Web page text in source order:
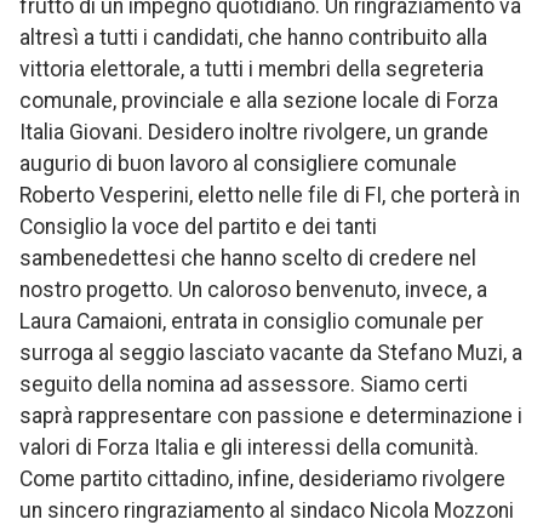
frutto di un impegno quotidiano. Un ringraziamento va
altresì a tutti i candidati, che hanno contribuito alla
vittoria elettorale, a tutti i membri della segreteria
comunale, provinciale e alla sezione locale di Forza
Italia Giovani. Desidero inoltre rivolgere, un grande
augurio di buon lavoro al consigliere comunale
Roberto Vesperini, eletto nelle file di FI, che porterà in
Consiglio la voce del partito e dei tanti
sambenedettesi che hanno scelto di credere nel
nostro progetto. Un caloroso benvenuto, invece, a
Laura Camaioni, entrata in consiglio comunale per
surroga al seggio lasciato vacante da Stefano Muzi, a
seguito della nomina ad assessore. Siamo certi
saprà rappresentare con passione e determinazione i
valori di Forza Italia e gli interessi della comunità.
Come partito cittadino, infine, desideriamo rivolgere
un sincero ringraziamento al sindaco Nicola Mozzoni